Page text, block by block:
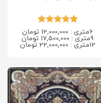
امتیاز5از
5
6متری : 12,000,000 تومان
9متری : 17,500,000 تومان
12متری : 22,000,000 تومان